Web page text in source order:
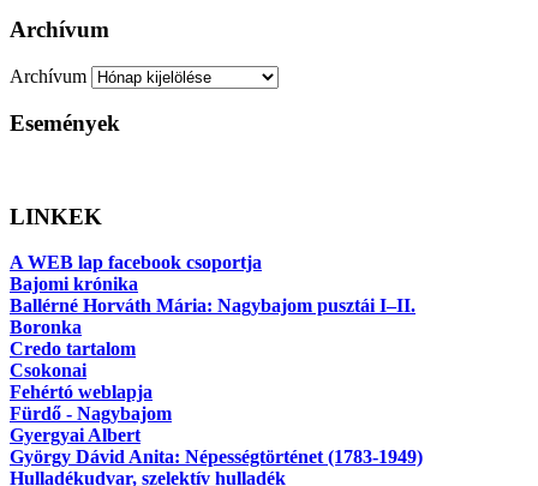
Archívum
Archívum
Események
LINKEK
A WEB lap facebook csoportja
Bajomi krónika
Ballérné Horváth Mária: Nagybajom pusztái I–II.
Boronka
Credo tartalom
Csokonai
Fehértó weblapja
Fürdő - Nagybajom
Gyergyai Albert
György Dávid Anita: Népességtörténet (1783-1949)
Hulladékudvar, szelektív hulladék